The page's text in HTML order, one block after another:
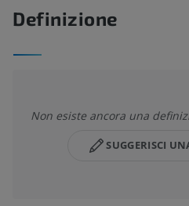
Definizione
Non esiste ancora una
SUGGERISCI